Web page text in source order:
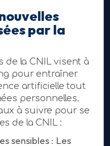
par la
de la CNIL visent à
pour entraîner
artificielle tout
personnelles.
à suivre pour se
de la CNIL :
sensibles : Les